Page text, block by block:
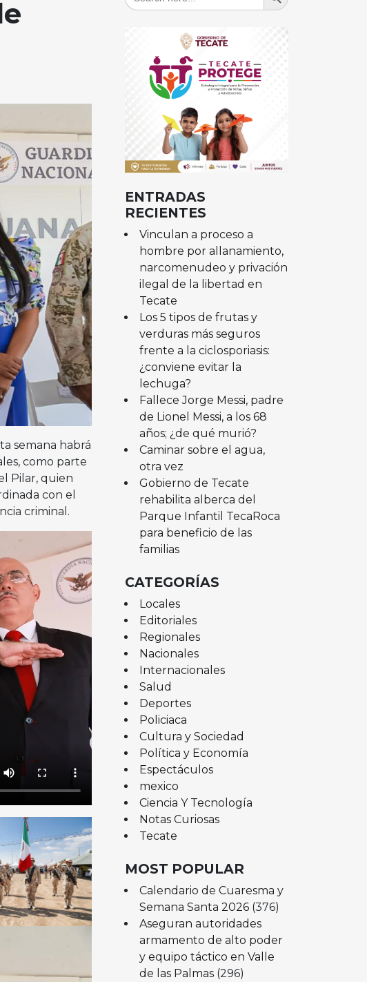
semana habrá
como parte
Pilar, quien
con el
criminal.
ENTRADAS
RECIENTES
Vinculan a proceso a
hombre por allanamiento,
narcomenudeo y privación
ilegal de la libertad en
Tecate
Los 5 tipos de frutas y
verduras más seguros
frente a la ciclosporiasis:
¿conviene evitar la
lechuga?
Fallece Jorge Messi, padre
de Lionel Messi, a los 68
años; ¿de qué murió?
Caminar sobre el agua,
otra vez
Gobierno de Tecate
rehabilita alberca del
Parque Infantil TecaRoca
para beneficio de las
familias
CATEGORÍAS
Locales
Editoriales
Regionales
Nacionales
Internacionales
Salud
Deportes
Policiaca
Cultura y Sociedad
Política y Economía
Espectáculos
mexico
Ciencia Y Tecnología
Notas Curiosas
Tecate
MOST POPULAR
Calendario de Cuaresma y
Semana Santa 2026 (376)
Aseguran autoridades
armamento de alto poder
y equipo táctico en Valle
de las Palmas (296)